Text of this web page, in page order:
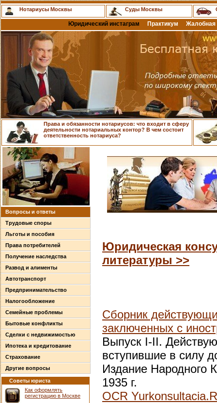
Нотариусы Москвы Суды Москвы
Юридический инстаграм Практикум Жалобная
Права и обязанности нотариусов: что входит в сферу
деятельности нотариальных контор? В чем состоит
ответственность нотариуса?
Вопросы и ответы
Трудовые споры
Льготы и пособия
Права потребителей
Получение наследства
Развод и алименты
Автотранспорт
Предпринимательство
Налогообложение
Семейные проблемы
Бытовые конфликты
Сделки с недвижимостью
Ипотека и кредитование
Страхование
Другие вопросы
Советы юриста
Как оформлять
регистрацию в Москве
Юридическая
литературы >>
Сборник
заключенных с
Выпуск I-II.
вступившие в силу
Издание Народного
1935 г.
OCR